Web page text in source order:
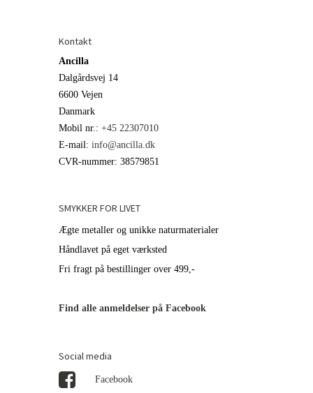
Kontakt
Ancilla
Dalgårdsvej 14
6600 Vejen
Danmark
Mobil nr.: +45 22307010
E-mail: info@ancilla.dk
CVR-nummer: 38579851
SMYKKER FOR LIVET
Ægte metaller og unikke naturmaterialer
Håndlavet på eget værksted
Fri fragt på bestillinger over 499,-
Find alle anmeldelser på Facebook
Social media
Facebook